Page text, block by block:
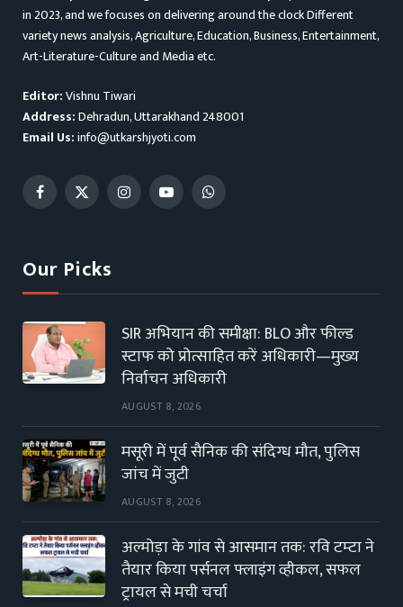
in 2023, and we focuses on delivering around the clock Different
variety news analysis, Agriculture, Education, Business, Entertainment,
Art-Literature-Culture and Media etc.
Editor:Vishnu Tiwari
Address:Dehradun, Uttarakhand 248001
Email Us:info@utkarshjyoti.com
Facebook
X
InstagramYouTubeWhatsApp
Our Picks
SIR अभियान की समीक्षा: BLO और फील्ड
स्टाफ को प्रोत्साहित करें अधिकारी—मुख्य
निर्वाचन अधिकारी
AUGUST 8, 2026
मसूरी में पूर्व सैनिक की संदिग्ध मौत, पुलिस
जांच में जुटी
AUGUST 8, 2026
अल्मोड़ा के गांव से आसमान तक: रवि टम्टा ने
तैयार किया पर्सनल फ्लाइंग व्हीकल, सफल
ट्रायल से मची चर्चा